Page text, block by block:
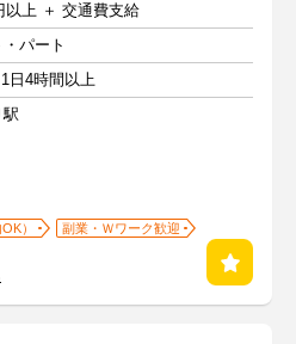
以上 ＋ 交通費支給
パート
日4時間以上
）
副業・Ｗワーク歓迎